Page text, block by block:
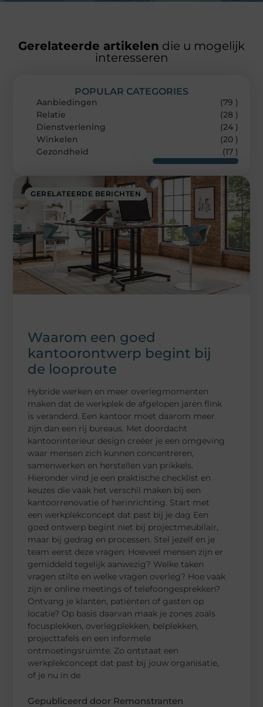
Gerelateerde artikelen die u mogelijk
interesseren
GERELATEERDE BERICHTEN
Waarom een goed
kantoorontwerp begint bij
de looproute
Hybride werken en meer overlegmomenten
maken dat de werkplek de afgelopen jaren flink
is veranderd. Een kantoor moet daarom meer
zijn dan een rij bureaus. Met doordacht
kantoorinterieur design creëer je een omgeving
waar mensen zich kunnen concentreren,
samenwerken en herstellen van prikkels.
Hieronder vind je een praktische checklist en
keuzes die vaak het verschil maken bij een
kantoorrenovatie of herinrichting. Start met
een werkplekconcept dat past bij je dag Een
goed ontwerp begint niet bij projectmeubilair,
maar bij gedrag en processen. Stel jezelf en je
team eerst deze vragen: Hoeveel mensen zijn er
gemiddeld tegelijk aanwezig? Welke taken
vragen stilte en welke vragen overleg? Hoe vaak
zijn er online meetings of telefoongesprekken?
Ontvang je klanten, patiënten of gasten op
locatie? Op basis daarvan maak je zones zoals
focusplekken, overlegplekken, belplekken,
projecttafels en een informele
ontmoetingsruimte. Zo ontstaat een
werkplekconcept dat past bij jouw organisatie,
of je nu in de
Gepubliceerd door Remonstranten
POPULAR CATEGORIES
Aanbiedingen
(79 )
Relatie
(28 )
Dienstverlening
(24 )
Winkelen
(20 )
Gezondheid
(17 )